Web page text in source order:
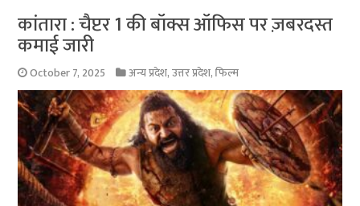
कांतारा : चैप्टर 1 की बॉक्स ऑफिस पर ज़बरदस्त
कमाई जारी
October 7, 2025 अन्य प्रदेश,उत्तर प्रदेश,फिल्म